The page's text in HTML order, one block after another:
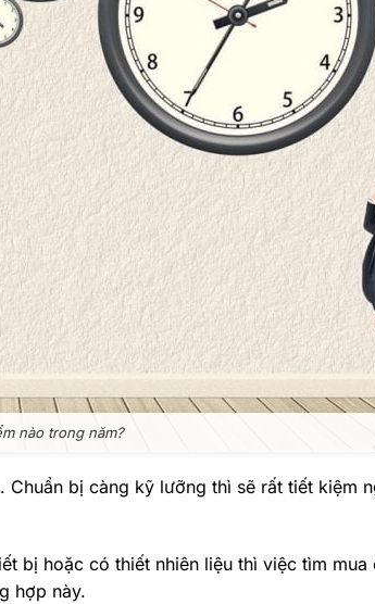
nào trong năm?
bị càng kỹ lưỡng thì sẽ rất tiết kiệm
bị hoặc có thiết nhiên liệu thì việc tìm
hợp này.